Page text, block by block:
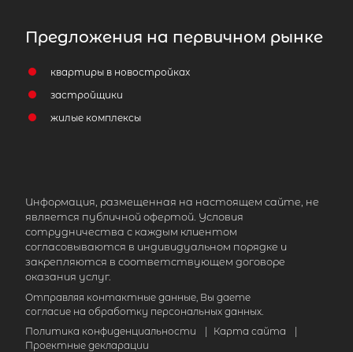
Предложения на первичном рынке
квартиры в новостройках
застройщики
жилые комплексы
Информация, размещенная на настоящем сайте, не
является публичной офертой. Условия
сотрудничества с каждым клиентом
согласовываются в индивидуальном порядке и
закрепляются в соответствующем договоре
оказания услуг.
Отправляя контактные данные, Вы даете
согласие на обработку персональных данных.
Политика конфиденциальности
| Карта сайта
|
Проектные декларации